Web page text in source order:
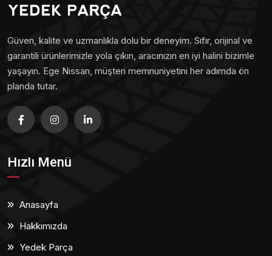
Güven, kalite ve uzmanlıkla dolu bir deneyim. Sıfır, orijinal ve
garantili ürünlerimizle yola çıkın, aracınızın en iyi halini bizimle
yaşayın. Ege Nissan, müşteri memnuniyetini her adımda ön
planda tutar.
Hızlı Menü
Anasayfa
Hakkımızda
Yedek Parça